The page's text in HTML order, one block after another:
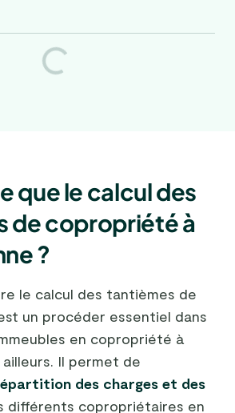
que le calcul des
de copropriété à
?
le calcul des tantièmes de
un procéder essentiel dans
en copropriété à
Il permet de
des charges et des
différents copropriétaires en